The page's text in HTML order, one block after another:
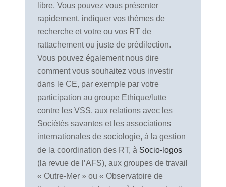
libre. Vous pouvez vous présenter
rapidement, indiquer vos thèmes de
recherche et votre ou vos RT de
rattachement ou juste de prédilection.
Vous pouvez également nous dire
comment vous souhaitez vous investir
dans le CE, par exemple par votre
participation au groupe Ethique/lutte
contre les VSS, aux relations avec les
Sociétés savantes et les associations
internationales de sociologie, à la gestion
de la coordination des RT, à Socio-logos
(la revue de l’AFS), aux groupes de travail
« Outre-Mer » ou « Observatoire de